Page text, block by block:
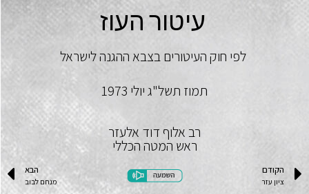
עיטור העוז
לפי חוק העיטורים בצבא ההגנה לישראל
תמוז תשל"ג יולי 1973
רב אלוף דוד אלעזר
ראש המטה הכללי
הקודם
ציון עזר
הבא
מנחם לבוב